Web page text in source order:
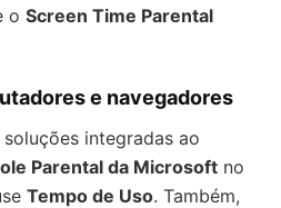
o Screen Time Parental
e navegadores
integradas ao
Parental da Microsoft no
Tempo de Uso. Também,